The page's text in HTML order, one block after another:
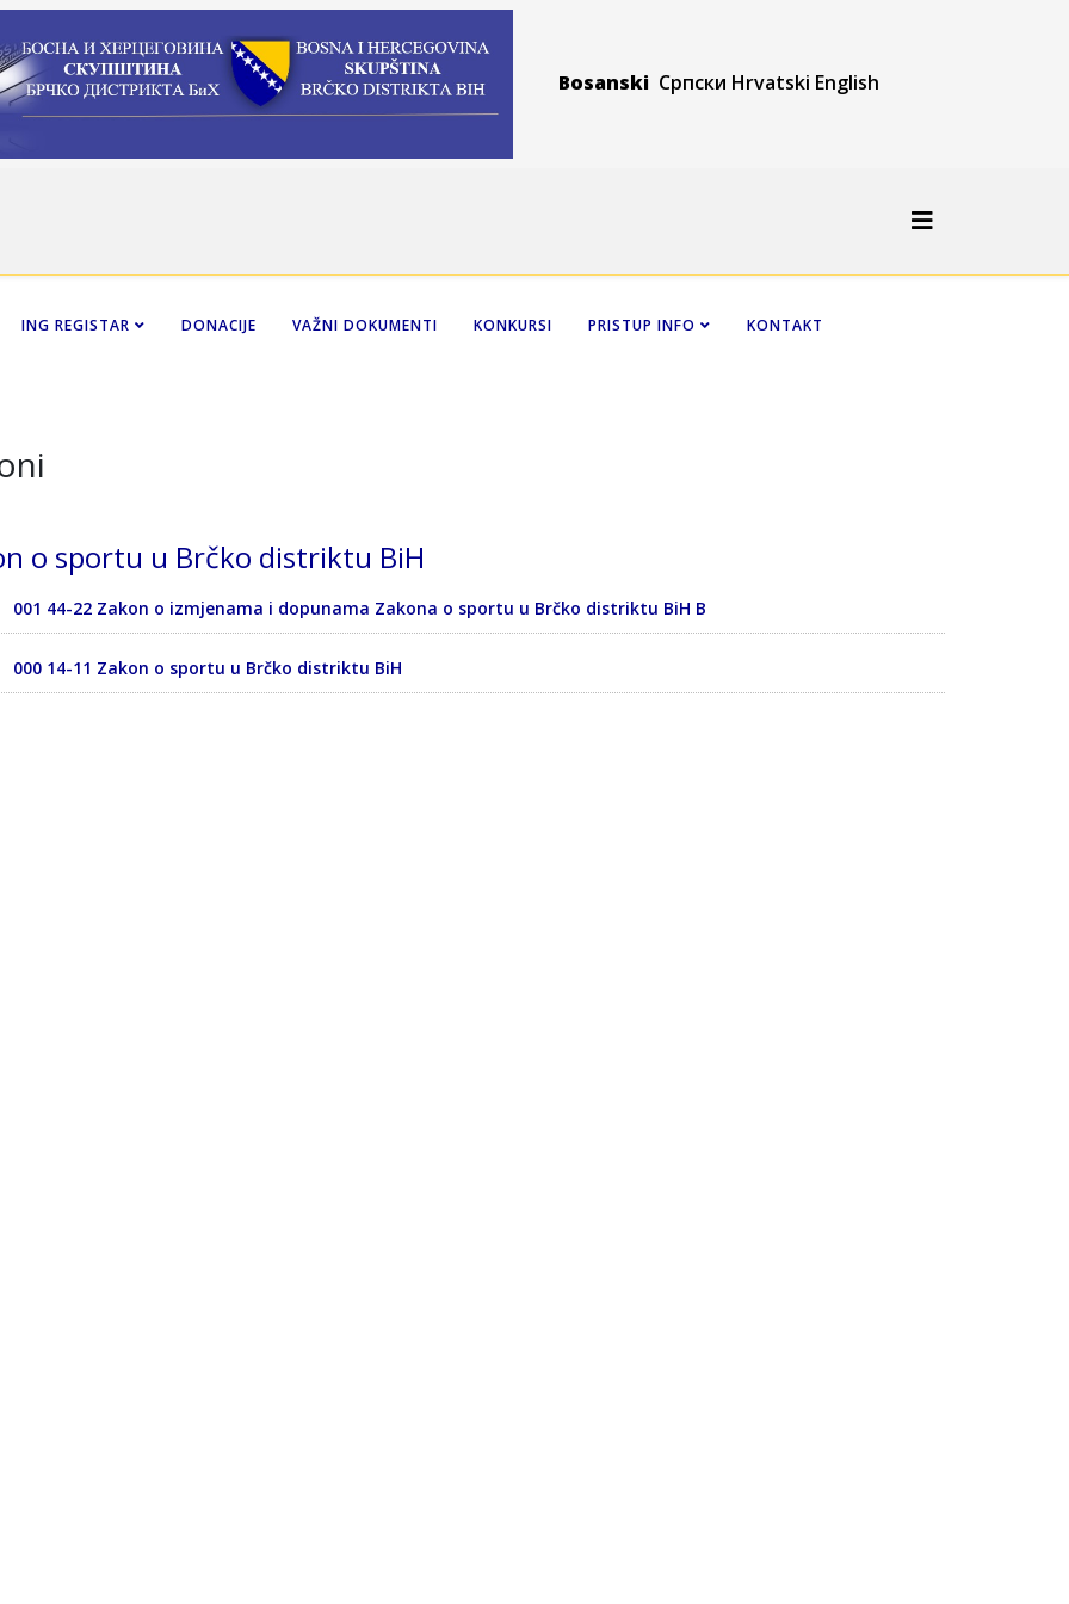
Bosanski Српски Hrvatski English
ING REGISTAR DONACIJE VAŽNI DOKUMENTI KONKURSI PRISTUP INFO KONTAKT
o sportu u Brčko distriktu BiH
001 44-22 Zakon o izmjenama i dopunama Zakona o sportu u Brčko distriktu BiH B
000 14-11 Zakon o sportu u Brčko distriktu BiH